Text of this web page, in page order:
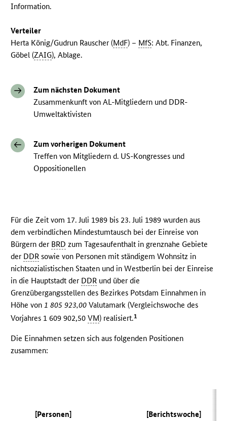
Information.
Verteiler
Herta König/Gudrun Rauscher (MdF) – MfS: Abt. Finanzen,
Göbel (ZAIG), Ablage.
Zum nächsten Dokument
Zusammenkunft von AL-Mitgliedern und DDR-
Umweltaktivisten
Zum vorherigen Dokument
Treffen von Mitgliedern d. US-Kongresses und
Oppositionellen
Für die Zeit vom 17. Juli 1989 bis 23. Juli 1989 wurden aus
dem verbindlichen Mindestumtausch bei der Einreise von
Bürgern der BRD zum Tagesaufenthalt in grenznahe Gebiete
der DDR sowie von Personen mit ständigem Wohnsitz in
nichtsozialistischen Staaten und in Westberlin bei der Einreise
in die Hauptstadt der DDR und über die
Grenzübergangsstellen des Bezirkes Potsdam Einnahmen in
Höhe von1 805 923,00 Valutamark (Vergleichswoche des
Vorjahres 1 609 902,50VM) realisiert.1
Die Einnahmen setzen sich aus folgenden Positionen
zusammen:
[Personen] [Berichtswoche]